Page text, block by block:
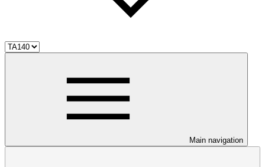
Main navigation